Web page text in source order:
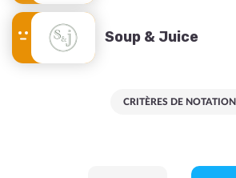
Soup & Juice
CRITÈRES DE NOTATION